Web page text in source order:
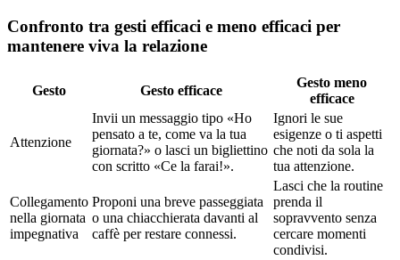
Confronto tra gesti efficaci e meno efficaci per
mantenere viva la relazione
Gesto Gesto efficace
Gesto meno
efficace
Attenzione
Invii un messaggio tipo «Ho
pensato a te, come va la tua
giornata?» o lasci un bigliettino
con scritto «Ce la farai!».
Ignori le sue
esigenze o ti aspetti
che noti da sola la
tua attenzione.
Collegamento
nella giornata
impegnativa
Proponi una breve passeggiata
o una chiacchierata davanti al
caffè per restare connessi.
Lasci che la routine
prenda il
sopravvento senza
cercare momenti
condivisi.